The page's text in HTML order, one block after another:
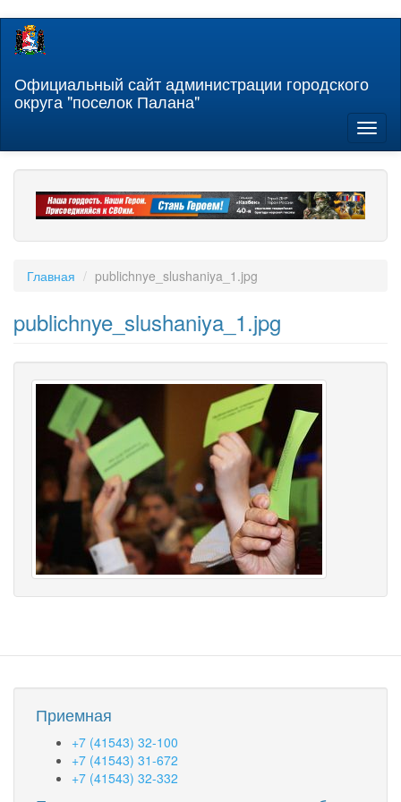
Перейти
содержанию
Официальный сайт администрации городского
округа "поселок Палана"
Главная publichnye_slushaniya_1.jpg
publichnye_slushaniya_1.jpg
Приемная
+7 (41543) 32-100
+7 (41543) 31-672
+7 (41543) 32-332